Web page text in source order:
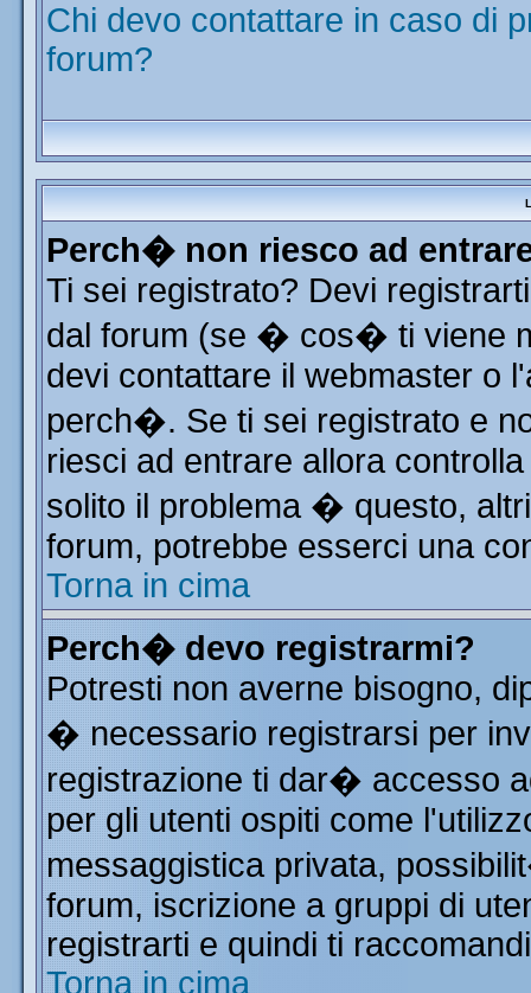
Chi devo contattare in caso di
forum?
Perch� non riesco ad
Ti sei registrato? Devi
dal forum (se � cos� ti viene
devi contattare il webmaster o
perch�. Se ti sei registrato e
riesci ad entrare allora
solito il problema � questo,
forum, potrebbe esserci una
Torna in cima
Perch� devo registrarmi?
Potresti non averne bisogno,
� necessario registrarsi per
registrazione ti dar� accesso
per gli utenti ospiti come
messaggistica privata,
forum, iscrizione a gruppi di
registrarti e quindi ti
Torna in cima